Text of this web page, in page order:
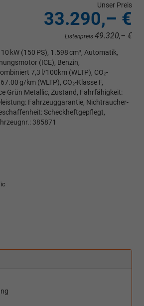
Unser Preis
33.290,– €
Listenpreis 49.320,– €
kW (150 PS), 1.598 cm³, Automatik,
(ICE), Benzin,
7,3 l/100km (WLTP), CO₂-
g/km (WLTP), CO₂-Klasse F,
Grün Metallic, Zustand, Fahrfähigkeit:
Fahrzeuggarantie, Nichtraucher-
Scheckheftgepflegt,
385871